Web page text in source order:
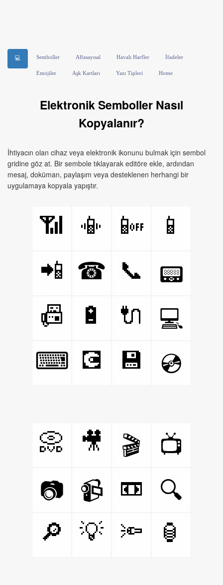
💻 Semboller Alfasayısal Havalı Harfler İfadeler
Emojiler Aşk Kartları Yazı Tipleri Home
Elektronik Semboller Nasıl
Kopyalanır?
İhtiyacın olan cihaz veya elektronik ikonunu bulmak için sembol
gridine göz at. Bir sembole tıklayarak editöre ekle, ardından
mesaj, doküman, paylaşım veya desteklenen herhangi bir
uygulamaya kopyala yapıştır.
📶 📳 📴
📱
📲
☎ 📞
📟
📠
🔋 🔌
💻
⌨
💽 💾 💿
📀 🎥 🎬
📺
📷
📹 📼
🔍
🔎
💡 🔦 🏮